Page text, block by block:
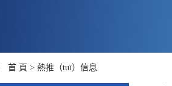
首 頁 > 熱推（tuī）信息